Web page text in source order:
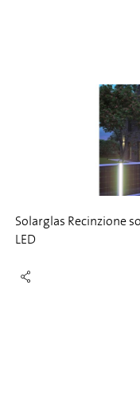
Solarglas Recinzione
LED